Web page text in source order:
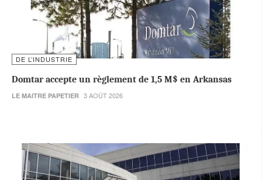
DE L’INDUSTRIE
Domtar accepte un règlement de 1,5 M$ en Arkansas
LE MAITRE PAPETIER 3 AOÛT 2026